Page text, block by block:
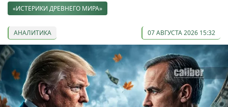
«ИСТЕРИКИ ДРЕВНЕГО МИРА»
АНАЛИТИКА 07 АВГУСТА 2026 15:32